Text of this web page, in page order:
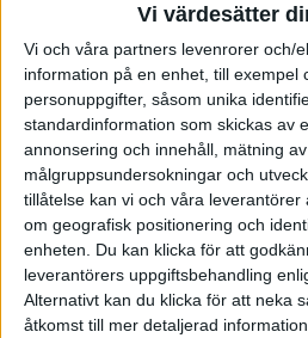
Vi värdesätter
Vi och våra partners levenrorer och/
information på en enhet, till exempel
personuppgifter, såsom unika
standardinformation som skickas av
annonsering och innehåll, mätning
målgruppsundersokningar och
tillåtelse kan vi och våra
om geografisk positionering och
enheten. Du kan klicka för att
leverantörers uppgiftsbehandling
Alternativt kan du klicka för att neka
åtkomst till mer detaljerad
3
IIsa-Riia
Ruohoaho
FINLAND
Neea
Nurmilo
FINLAND
2
4
Emma
Ljunggren
SWEDEN
2